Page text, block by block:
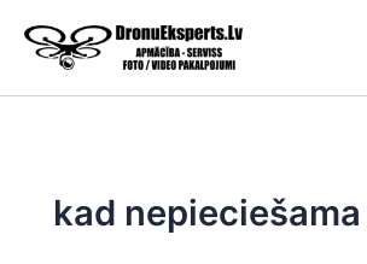
content
kad nepieciešama